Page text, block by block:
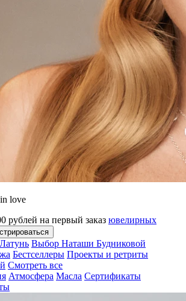
love
рублей на первый заказ ювелирных
Латунь Выбор Наташи Будниковой
Бестселлеры Проекты и ретриты
Смотреть все
Атмосфера Масла Сертификаты